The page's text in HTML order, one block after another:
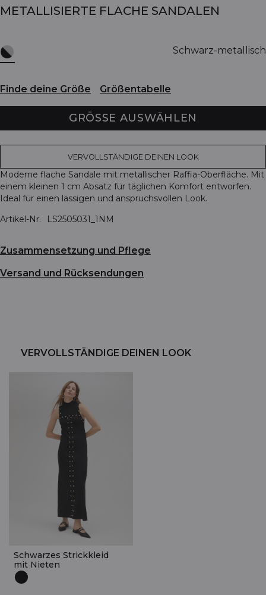
METALLISIERTE FLACHE SANDALEN
Schwarz-metallisch
Finde deine Größe Größentabelle
GRÖSSE AUSWÄHLEN
VERVOLLSTÄNDIGE DEINEN LOOK
Moderne flache Sandale mit metallischer Raffia-Oberfläche. Mit
einem kleinen 1 cm Absatz für täglichen Komfort entworfen.
Ideal für einen lässigen und anspruchsvollen Look.
Artikel-Nr.
LS2505031_1NM
Zusammensetzung und Pflege
Versand und Rücksendungen
VERVOLLSTÄNDIGE DEINEN LOOK
Schwarzes Strickkleid
mit Nieten